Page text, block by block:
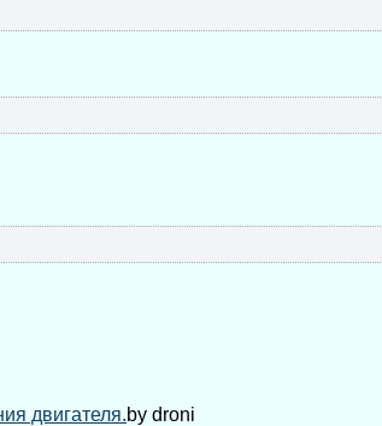
двигателя.by droni